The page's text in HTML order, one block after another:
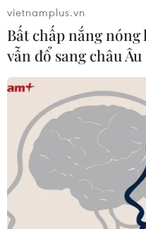
#IMF
#Nguy cơ giảm
Theo dõi VietnamPlus
TIN LIÊN QUAN
vietnamplus.vn
Bất chấp nắng nóng
vẫn đổ sang châu Âu